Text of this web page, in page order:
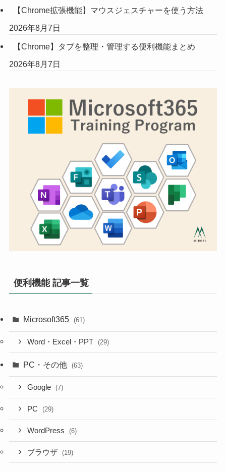
【Chrome拡張機能】マウスジェスチャーを使う方法
2026年8月7日
【Chrome】タブを整理・管理する便利機能まとめ
2026年8月7日
便利機能 記事一覧
Microsoft365 (61)
Word・Excel・PPT (29)
PC・その他 (63)
Google (7)
PC (29)
WordPress (6)
ブラウザ (19)